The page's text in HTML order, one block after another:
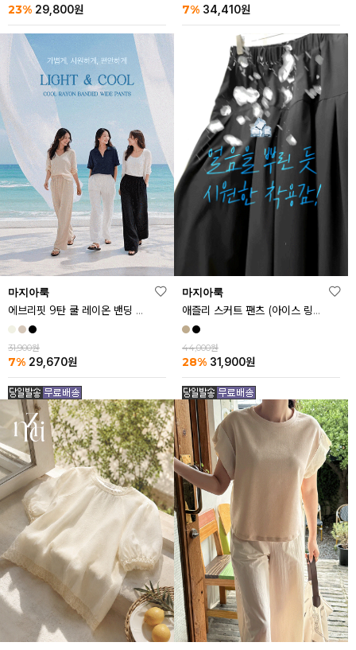
23% 29,800원 7% 34,410원
마지아룩
에브리핏 9탄 쿨 레이온 밴딩 와이드 팬츠
31,900원
7% 29,670원
마지아룩
애즐리 스커트 팬츠 (아이스 링클프리ver.)
44,000원
28% 31,900원